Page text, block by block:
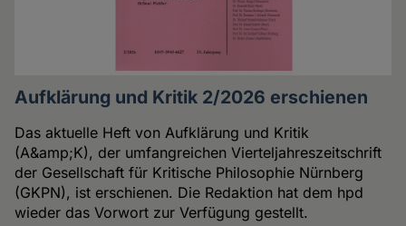
Aufklärung und Kritik 2/2026 erschienen
Das aktuelle Heft von Aufklärung und Kritik
(A&amp;K), der umfangreichen Vierteljahreszeitschrift
der Gesellschaft für Kritische Philosophie Nürnberg
(GKPN), ist erschienen. Die Redaktion hat dem hpd
wieder das Vorwort zur Verfügung gestellt.